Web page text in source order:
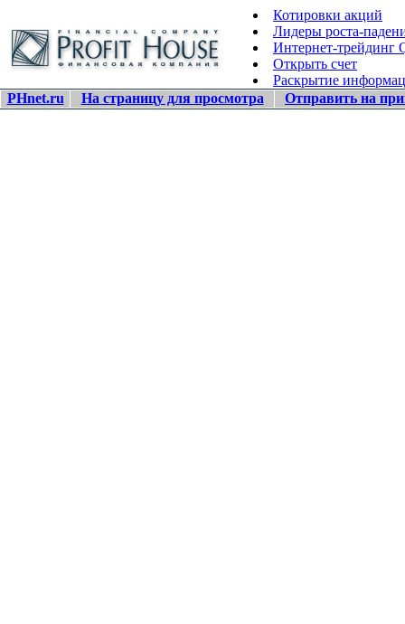
Котировки акций
Лидеры роста-
Интернет-трейдинг
Открыть счет
Раскрытие
PHnet.ru
На страницу для просмотра Отправить на